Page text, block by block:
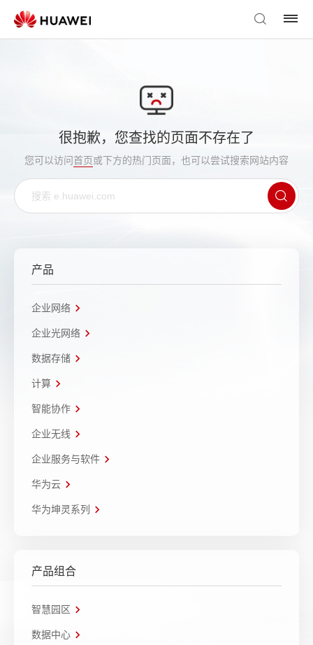
很抱歉，您查找的页面不存在了
您可以访问首页或下方的热门页面，也可以尝试搜索网站内容
产品
企业网络
企业光网络
数据存储
计算
智能协作
企业无线
企业服务与软件
华为云
华为坤灵系列
产品组合
智慧园区
数据中心